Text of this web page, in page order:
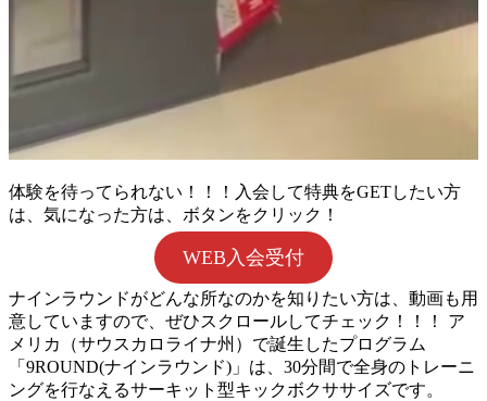
体験を待ってられない！！！入会して特典をGETしたい方
は、気になった方は、ボタンをクリック！
WEB入会受付
ナインラウンドがどんな所なのかを知りたい方は、動画も用
意していますので、ぜひスクロールしてチェック！！！ ア
メリカ（サウスカロライナ州）で誕生したプログラム
「9ROUND(ナインラウンド)」は、30分間で全身のトレーニ
ングを行なえるサーキット型キックボクササイズです。